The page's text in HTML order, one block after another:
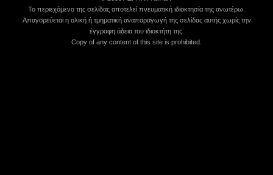
Το περιεχόμενο της σελίδας αποτελεί πνευματική ιδιοκτησία της ανωτέρω.
Απαγορεύεται η ολική ή τμηματική αναπαραγωγή της σελίδας αυτής χωρίς την
έγγραφη άδεια του ιδιοκτήτη της.
Copy of any content of this site is prohibited.